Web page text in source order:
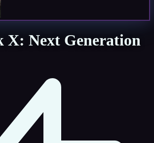
X: Next Generation